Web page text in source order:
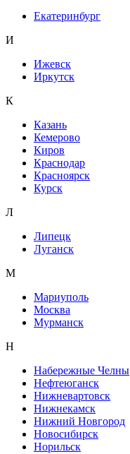
Екатеринбург
И
Ижевск
Иркутск
К
Казань
Кемерово
Киров
Краснодар
Красноярск
Курск
Л
Липецк
Луганск
М
Мариуполь
Москва
Мурманск
Н
Набережные Челны
Нефтеюганск
Нижневартовск
Нижнекамск
Нижний Новгород
Новосибирск
Норильск